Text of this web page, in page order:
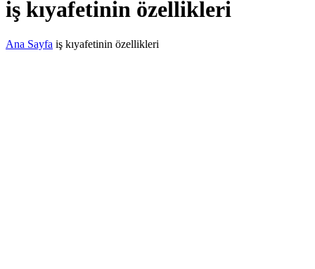
iş kıyafetinin özellikleri
Ana Sayfa iş kıyafetinin özellikleri